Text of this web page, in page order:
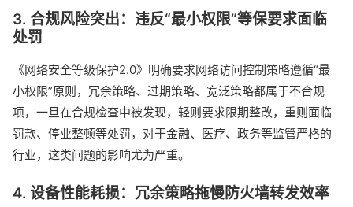
3. 合规风险突出：违反“最小权限”等保要求面临
处罚
《网络安全等级保护2.0》明确要求网络访问控制策略遵循“最
小权限”原则，冗余策略、过期策略、宽泛策略都属于不合规
项，一旦在合规检查中被发现，轻则要求限期整改，重则面临
罚款、停业整顿等处罚，对于金融、医疗、政务等监管严格的
行业，这类问题的影响尤为严重。
4. 设备性能耗损：冗余策略拖慢防火墙转发效率